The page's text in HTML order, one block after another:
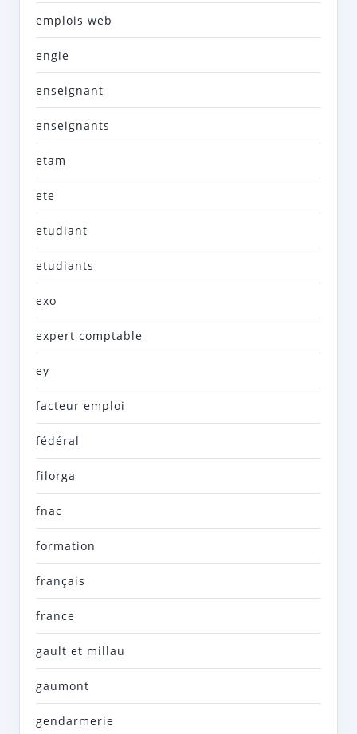
emplois web
engie
enseignant
enseignants
etam
ete
etudiant
etudiants
exo
expert comptable
ey
facteur emploi
fédéral
filorga
fnac
formation
français
france
gault et millau
gaumont
gendarmerie